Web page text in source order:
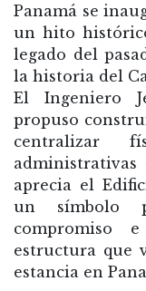
Panamá se
un hito
legado del
la historia del
El Ingeniero
propuso
centralizar
administrativas
aprecia el
un símbolo
compromiso
estructura que
estancia en